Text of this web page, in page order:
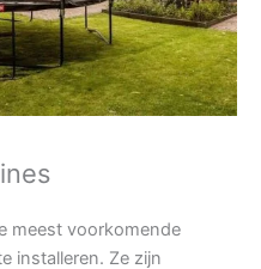
meest voorkomende
installeren. Ze zijn